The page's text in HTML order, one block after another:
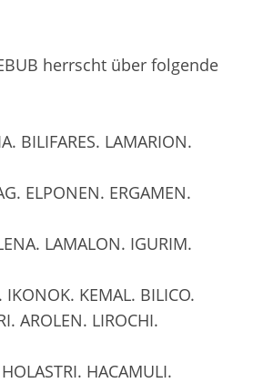
herrscht über folgende
BILIFARES. LAMARION.
ELPONEN. ERGAMEN.
LAMALON. IGURIM.
IKONOK. KEMAL. BILICO.
AROLEN. LIROCHI.
HACAMULI.